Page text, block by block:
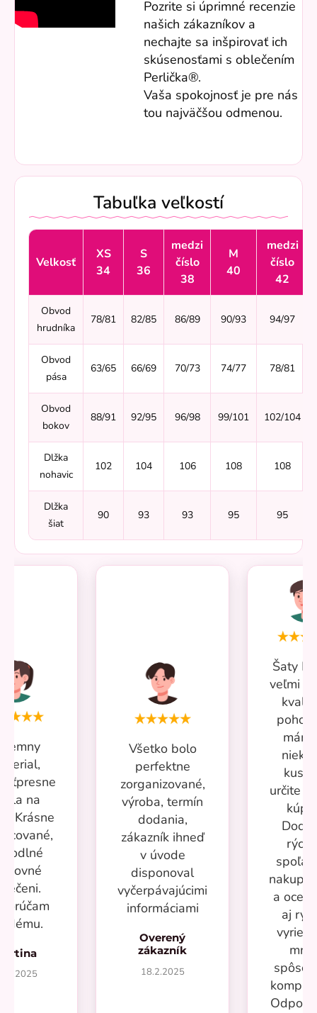
Pozrite si úprimné recenzie
našich zákazníkov a
nechajte sa inšpirovať ich
skúsenosťami s oblečením
Perlička®.
Vaša spokojnosť je pre nás
tou najväčšou odmenou.
Tabuľka veľkostí
Velkosť
XS
34
S
36
medzi
číslo
38
M
40
medzi
číslo
42
Obvod
hrudníka
78/81 82/85 86/89 90/93 94/97
Obvod
pása
63/65 66/69 70/73 74/77 78/81
Obvod
bokov
88/91 92/95 96/98 99/101 102/104
Dlžka
nohavic
102 104 106 108 108
Dlžka
šiat
90 93 93 95 95
na
Krásne
Všetko bolo
perfektne
zorganizované,
výroba, termín
dodania,
zákazník ihneď
v úvode
disponoval
vyčerpávajúcimi
informáciami
Overený
zákazník
18.2.2025
Šaty
veľmi
mám
určite
a
aj